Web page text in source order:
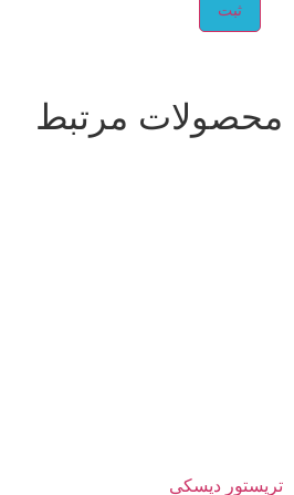
محصولات مرتبط
تریستور دیسکی